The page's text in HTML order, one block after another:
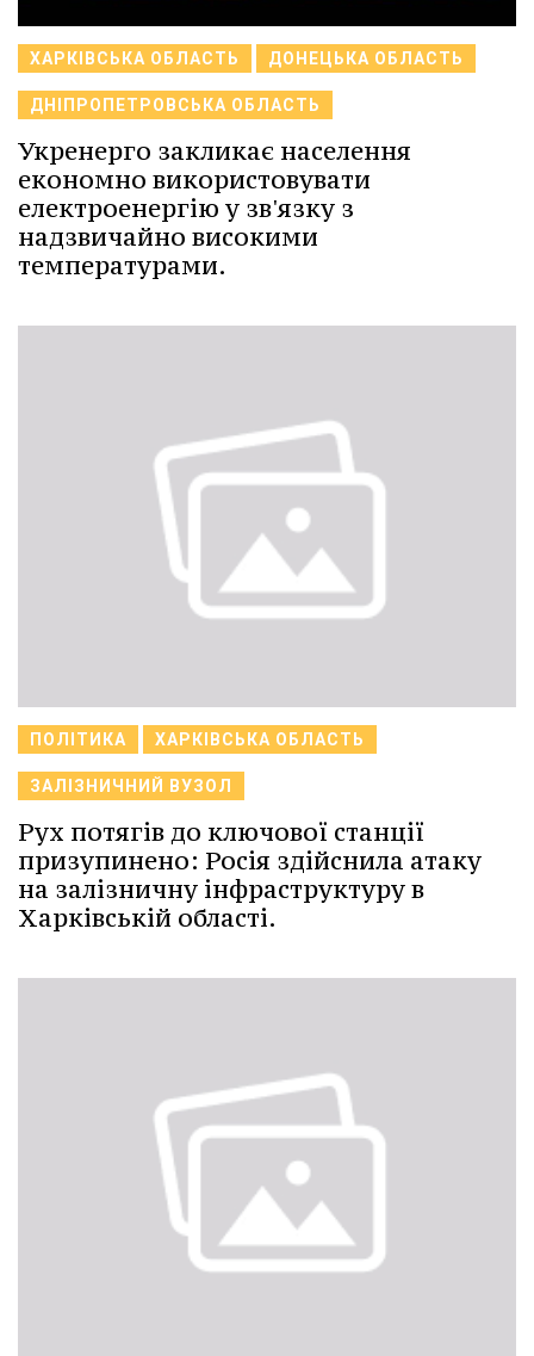
ХАРКІВСЬКА ОБЛАСТЬ ДОНЕЦЬКА ОБЛАСТЬ
ДНІПРОПЕТРОВСЬКА ОБЛАСТЬ
Укренерго закликає населення
економно використовувати
електроенергію у зв'язку з
надзвичайно високими
температурами.
ПОЛІТИКА ХАРКІВСЬКА ОБЛАСТЬ
ЗАЛІЗНИЧНИЙ ВУЗОЛ
Рух потягів до ключової станції
призупинено: Росія здійснила атаку
на залізничну інфраструктуру в
Харківській області.